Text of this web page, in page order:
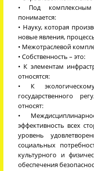
• Под комплексным
понимается:
• Науку, которая
новые явления,
• Межотраслевой
• Собственность – это:
• К элементам
относятся:
• К
государственного
относят:
•
эффективность всех
уровень
социальных
культурного и
обеспечения